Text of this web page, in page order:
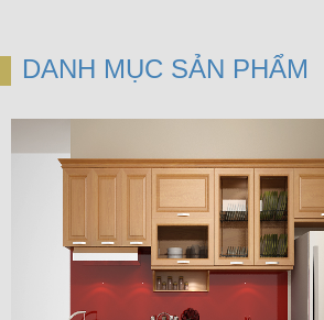
DANH MỤC SẢN PHẨM